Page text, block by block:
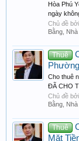
Hòa Phú
ngày
Chủ đề
Bằng,
Thuê
Cho thuê
ĐÃ CHO
Chủ đề
Bằng,
Thuê
Mặt